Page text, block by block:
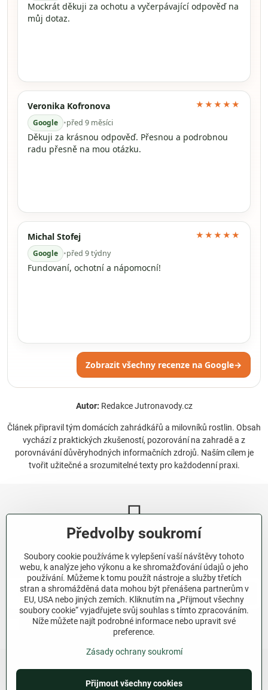
Mockrát děkuji za ochotu a vyčerpávající odpověď na
můj dotaz.
Veronika Kofronova
Google •před 9 měsíci
★★★★★
Děkuji za krásnou odpověď. Přesnou a podrobnou
radu přesně na mou otázku.
Michal Stofej
Google •před 9 týdny
★★★★★
Fundovaní, ochotní a nápomocní!
Zobrazit všechny recenze na Google→
Autor: Redakce Jutronavody.cz
Článek připravil tým domácích zahrádkářů a milovníků rostlin. Obsah
vychází z praktických zkušeností, pozorování na zahradě a z
porovnávání důvěryhodných informačních zdrojů. Naším cílem je
tvořit užitečné a srozumitelné texty pro každodenní praxi.
Newsletter
Odebírat naše novinky:
Odebírat
Chci se přihlásit k odběru novinek e-mailem.
Předvolby soukromí
Soubory cookie používáme k vylepšení vaší návštěvy tohoto
webu, k analýze jeho výkonu a ke shromažďování údajů o jeho
používání. Můžeme k tomu použít nástroje a služby třetích
stran a shromážděná data mohou být přenášena partnerům v
EU, USA nebo jiných zemích. Kliknutím na „Přijmout všechny
soubory cookie“ vyjadřujete svůj souhlas s tímto zpracováním.
Níže můžete najít podrobné informace nebo upravit své
preference.
Zásady ochrany soukromí
Přijmout všechny cookies